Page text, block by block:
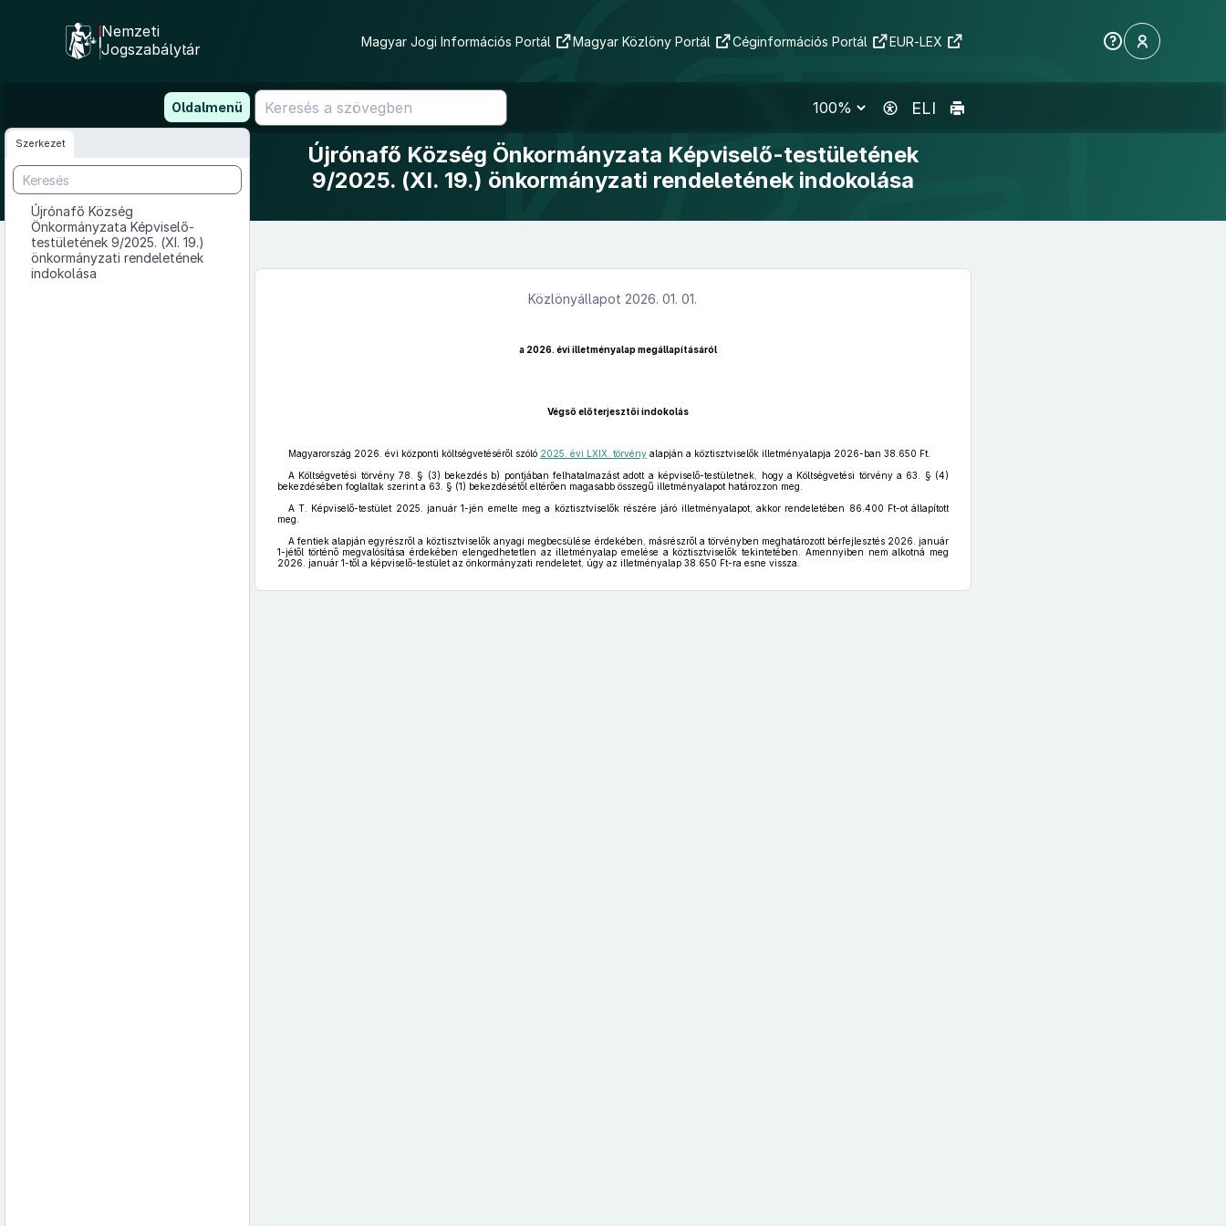
tartalomra
Nemzeti
Jogszabálytár
Magyar Jogi Információs Portál Magyar Közlöny Portál Céginformációs Portál EUR-LEX
Oldalmenü ELI
Szerkezet
Újrónafő Község
Önkormányzata Képviselő-
testületének 9/2025. (XI. 19.)
önkormányzati rendeletének
indokolása
Újrónafő Község Önkormányzata Képviselő-testületének
9/2025. (XI. 19.) önkormányzati rendeletének indokolása
Közlönyállapot 2026. 01. 01.
a 2026. évi illetményalap megállapításáról
Végső előterjesztői indokolás
Magyarország 2026. évi központi költségvetéséről szóló 2025. évi LXIX. törvényalapján a köztisztviselők illetményalapja 2026-ban 38.650 Ft.
A Költségvetési törvény 78. § (3) bekezdés b) pontjában felhatalmazást adott a képviselő-testületnek, hogy a Költségvetési törvény a 63. § (4)
bekezdésében foglaltak szerint a 63. § (1) bekezdésétől eltérően magasabb összegű illetményalapot határozzon meg.
A T. Képviselő-testület 2025. január 1-jén emelte meg a köztisztviselők részére járó illetményalapot, akkor rendeletében 86.400 Ft-ot állapított
meg.
A fentiek alapján egyrészről a köztisztviselők anyagi megbecsülése érdekében, másrészről a törvényben meghatározott bérfejlesztés 2026. január
1-jétől történő megvalósítása érdekében elengedhetetlen az illetményalap emelése a köztisztviselők tekintetében. Amennyiben nem alkotná meg
2026. január 1-től a képviselő-testület az önkormányzati rendeletet, úgy az illetményalap 38.650 Ft-ra esne vissza.